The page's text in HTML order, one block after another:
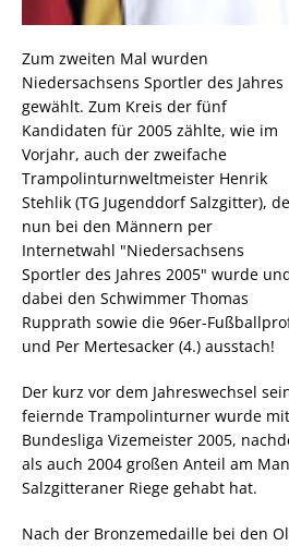
Zum zweiten Mal wurden
Niedersachsens Sportler des Jahres
gewählt. Zum Kreis der fünf
Kandidaten für 2005 zählte, wie im
Vorjahr, auch der zweifache
Trampolinturnweltmeister Henrik
Stehlik (TG Jugenddorf Salzgitter),
nun bei den Männern per
Internetwahl "Niedersachsens
Sportler des Jahres 2005" wurde
dabei den Schwimmer Thomas
Rupprath sowie die 96er-
und Per Mertesacker (4.) ausstach!
Der kurz vor dem Jahreswechsel
feiernde Trampolinturner wurde
Bundesliga Vizemeister 2005,
als auch 2004 großen Anteil am
Salzgitteraner Riege gehabt hat.
Nach der Bronzemedaille bei den